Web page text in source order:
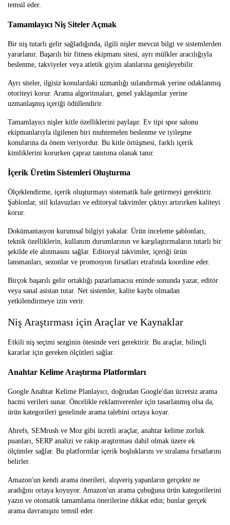
temsil eder.
Tamamlayıcı Niş Siteler Açmak
Bir niş tutarlı gelir sağladığında, ilgili nişler mevcut bilgi ve sistemlerden
yararlanır. Başarılı bir fitness ekipmanı sitesi, ayrı mülkler aracılığıyla
beslenme, takviyeler veya atletik giyim alanlarına genişleyebilir.
Ayrı siteler, ilgisiz konulardaki uzmanlığı sulandırmak yerine odaklanmış
otoriteyi korur. Arama algoritmaları, genel yaklaşımlar yerine
uzmanlaşmış içeriği ödüllendirir.
Tamamlayıcı nişler kitle özelliklerini paylaşır. Ev tipi spor salonu
ekipmanlarıyla ilgilenen biri muhtemelen beslenme ve iyileşme
konularına da önem veriyordur. Bu kitle örtüşmesi, farklı içerik
kimliklerini korurken çapraz tanıtıma olanak tanır.
İçerik Üretim Sistemleri Oluşturma
Ölçeklendirme, içerik oluşturmayı sistematik hale getirmeyi gerektirir.
Şablonlar, stil kılavuzları ve editoryal takvimler çıktıyı artırırken kaliteyi
korur.
Dokümantasyon kurumsal bilgiyi yakalar. Ürün inceleme şablonları,
teknik özelliklerin, kullanım durumlarının ve karşılaştırmaların tutarlı bir
şekilde ele alınmasını sağlar. Editoryal takvimler, içeriği ürün
lansmanları, sezonlar ve promosyon fırsatları etrafında koordine eder.
Birçok başarılı gelir ortaklığı pazarlamacısı eninde sonunda yazar, editör
veya sanal asistan tutar. Net sistemler, kalite kaybı olmadan
yetkilendirmeye izin verir.
Niş Araştırması için Araçlar ve Kaynaklar
Etkili niş seçimi sezginin ötesinde veri gerektirir. Bu araçlar, bilinçli
kararlar için gereken ölçütleri sağlar.
Anahtar Kelime Araştırma Platformları
Google Anahtar Kelime Planlayıcı, doğrudan Google'dan ücretsiz arama
hacmi verileri sunar. Öncelikle reklamverenler için tasarlanmış olsa da,
ürün kategorileri genelinde arama talebini ortaya koyar.
Ahrefs, SEMrush ve Moz gibi ücretli araçlar, anahtar kelime zorluk
puanları, SERP analizi ve rakip araştırması dahil olmak üzere ek
ölçümler sağlar. Bu platformlar içerik boşluklarını ve sıralama fırsatlarını
belirler.
Amazon'un kendi arama önerileri, alışveriş yapanların gerçekte ne
aradığını ortaya koyuyor. Amazon'un arama çubuğuna ürün kategorilerini
yazın ve otomatik tamamlama önerilerine dikkat edin; bunlar gerçek
arama davranışını temsil eder.